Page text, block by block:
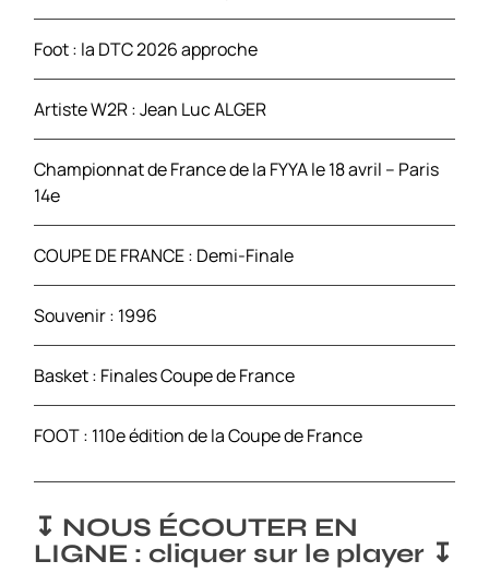
:Foot : la DTC 2026 approche
Artiste W2R : Jean Luc ALGER
Championnat de France de la FYYA le 18 avril – Paris
14e
COUPE DE FRANCE : Demi-Finale
Souvenir : 1996
Basket : Finales Coupe de France
FOOT : 110e édition de la Coupe de France
↧ NOUS ÉCOUTER EN
LIGNE : cliquer sur le player ↧